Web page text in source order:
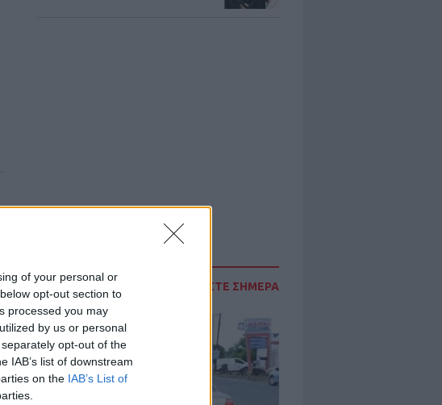
of your personal or
opt-out section to
processed you may
by us or personal
opt-out of the
IAB’s list of downstream
on the IAB’s List of
ΔΙΑΒΑΣΤΕ ΣΗΜΕΡΑ